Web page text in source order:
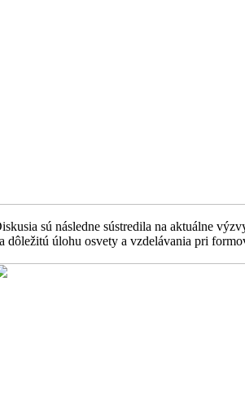
sú následne sústredila na aktuálne
dôležitú úlohu osvety a vzdelávania pri